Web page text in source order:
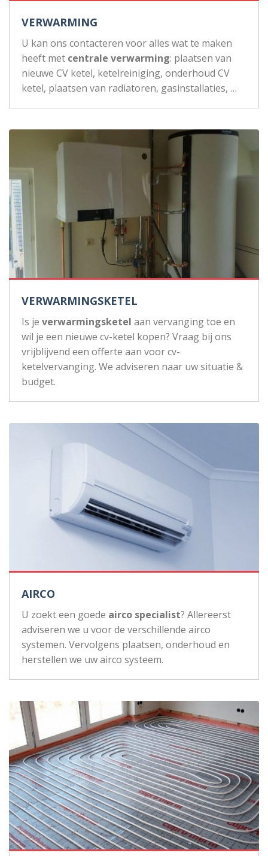
VERWARMING
U kan ons contacteren voor alles wat te maken
heeft met centrale verwarming: plaatsen van
nieuwe CV ketel, ketelreiniging, onderhoud CV
ketel, plaatsen van radiatoren, gasinstallaties, …
VERWARMINGSKETEL
Is je verwarmingsketel aan vervanging toe en
wil je een nieuwe cv-ketel kopen? Vraag bij ons
vrijblijvend een offerte aan voor cv-
ketelvervanging. We adviseren naar uw situatie &
budget.
AIRCO
U zoekt een goede airco specialist? Allereerst
adviseren we u voor de verschillende airco
systemen. Vervolgens plaatsen, onderhoud en
herstellen we uw airco systeem.